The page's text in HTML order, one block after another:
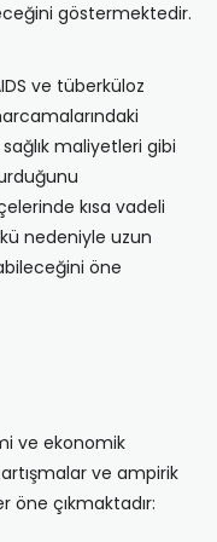
göstermektedir.
ve tüberküloz
maliyetleri gibi
kısa vadeli
nedeniyle uzun
öne
ve ekonomik
ve ampirik
öne çıkmaktadır: